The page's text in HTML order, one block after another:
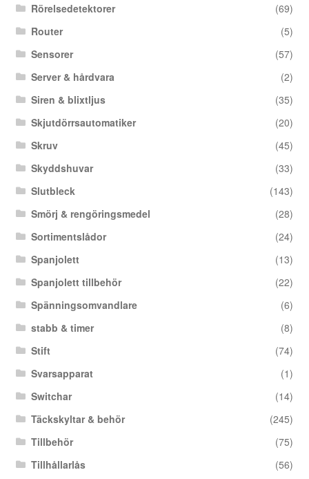
Rörelsedetektorer
(69)
Router
(5)
Sensorer
(57)
Server & hårdvara
(2)
Siren & blixtljus
(35)
Skjutdörrsautomatiker
(20)
Skruv
(45)
Skyddshuvar
(33)
Slutbleck
(143)
Smörj & rengöringsmedel
(28)
Sortimentslådor
(24)
Spanjolett
(13)
Spanjolett tillbehör
(22)
Spänningsomvandlare
(6)
stabb & timer
(8)
Stift
(74)
Svarsapparat
(1)
Switchar
(14)
Täckskyltar & behör
(245)
Tillbehör
(75)
Tillhållarlås
(56)